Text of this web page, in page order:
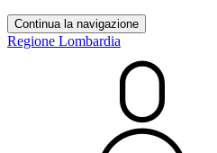
Continua la navigazione
Regione Lombardia